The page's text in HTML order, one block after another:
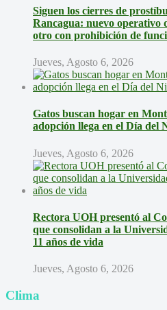
Siguen los cierres de
Rancagua: nuevo operativo
otro con prohibición de
Jueves, Agosto 6, 2026
Gatos buscan hogar en
adopción llega en el Día del
Jueves, Agosto 6, 2026
Rectora UOH presentó al
que consolidan a la
11 años de vida
Jueves, Agosto 6, 2026
Clima